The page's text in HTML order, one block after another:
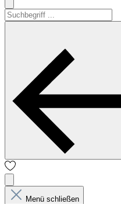
Menü schließen